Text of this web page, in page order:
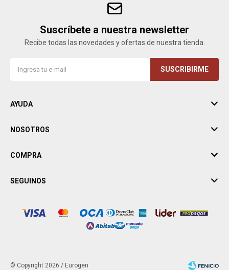
Suscríbete a nuestra newsletter
Recibe todas las novedades y ofertas de nuestra tienda.
SUSCRIBIRME
AYUDA
NOSOTROS
COMPRA
SEGUINOS
© Copyright 2026 / Eurogen